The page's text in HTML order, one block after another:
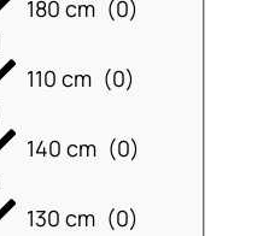
180 cm (0)
110 cm (0)
140 cm (0)
130 cm (0)